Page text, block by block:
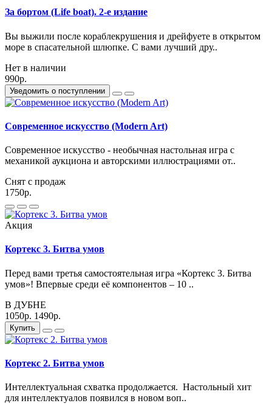
За бортом (Life boat). 2-е издание
Вы выжили после кораблекрушения и дрейфуете в открытом
море в спасательной шлюпке. С вами лучший дру..
Нет в наличии
990р.
Уведомить о поступлении
Современное искусство (Modern Art)
Современное искусство - необычная настольная игра с
механикой аукциона и авторскими иллюстрациями от..
Снят с продаж
1750р.
Акция
Кортекс 3. Битва умов
Перед вами третья самостоятельная игра «Кортекс 3. Битва
умов»! Впервые среди её компонентов – 10 ..
В ДУБНЕ
1050р. 1490р.
Купить
Кортекс 2. Битва умов
Интеллектуальная схватка продолжается. Настольный хит
для интеллектуалов появился в новом воп..